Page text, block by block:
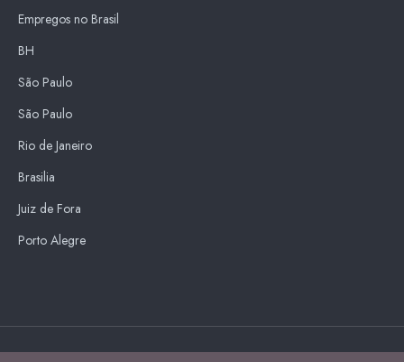
Empregos no Brasil
BH
São Paulo
São Paulo
Rio de Janeiro
Brasilia
Juiz de Fora
Porto Alegre